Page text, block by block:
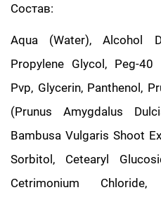
Состав:
Aqua (Water), Alcohol
Propylene Glycol, Peg-
Pvp, Glycerin, Panthenol,
(Prunus Amygdalus
Bambusa Vulgaris Shoot
Sorbitol, Cetearyl
Cetrimonium